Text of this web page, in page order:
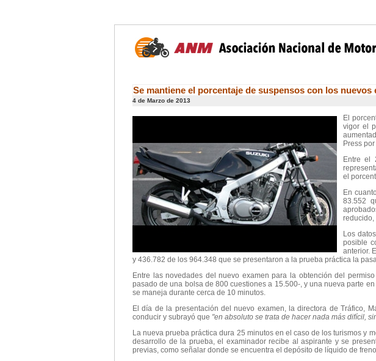
Se mantiene el porcentaje de suspensos con los nuevos
4 de Marzo de 2013
El
vigor el
Press
Entre el
el
En
83.552
reducido,
Los
posible
anterior.
y 436.782 de los 964.348 que se presentaron a la prueba práctica la
Entre las novedades del nuevo examen para la obtención del
pasado de una bolsa de 800 cuestiones a 15.500-, y una nueva parte
se maneja durante cerca de 10 minutos.
El día de la presentación del nuevo examen, la directora de Tráfico,
conducir y subrayó que "en absoluto se trata de hacer nada más difícil,
La nueva prueba práctica dura 25 minutos en el caso de los turismos y
desarrollo de la prueba, el examinador recibe al aspirante y se
previas, como señalar donde se encuentra el depósito de líquido de